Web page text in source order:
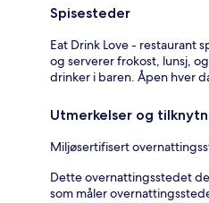
Spisesteder
Eat Drink Love - restaurant
og serverer frokost, lunsj,
drinker i baren. Åpen hver
Utmerkelser og
Miljøsertifisert
Dette overnattingsstedet
som måler